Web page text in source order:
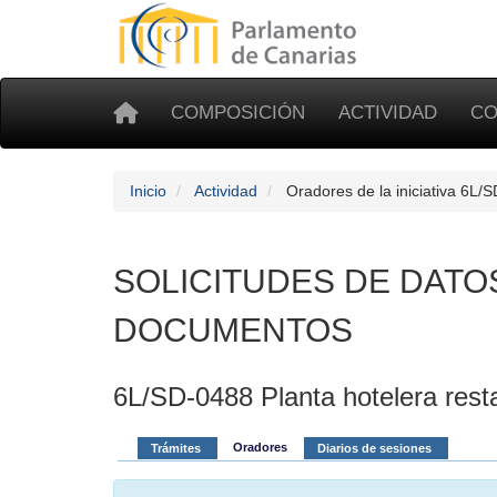
COMPOSICIÓN ACTIVIDAD
Inicio Actividad Oradores de la iniciativa 6L/
SOLICITUDES DE
DOCUMENTOS
6L/SD-0488 Planta hotelera
Trámites Oradores Diarios de sesiones